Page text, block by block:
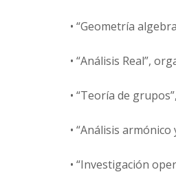
• “Geometría
• “Análisis Real”,
• “Teoría de
• “Análisis
• “Investigación